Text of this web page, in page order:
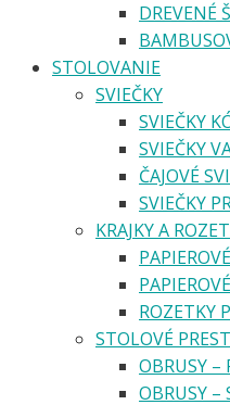
DREVENÉ
STOLOVANIE
SVIEČKY
SVIEČKY
SVIEČKY
ČAJOVÉ
SVIEČKY
KRAJKY A
ROZETKY
STOLOVÉ
OBRUSY –
OBRUSY –